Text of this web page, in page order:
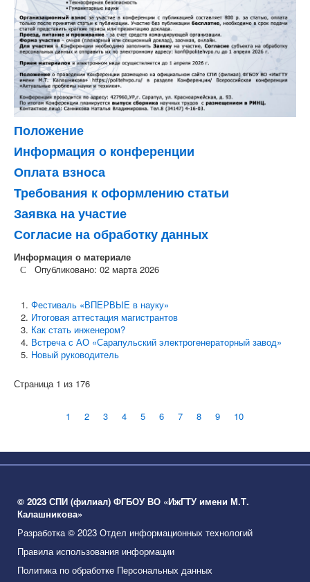
Положение
Информация о конференции
Оплата взноса
Требования к оформлению статьи
Заявка на участие
Согласие на обработку данных
Информация о материале
Опубликовано: 02 марта 2026
Фестиваль «ВПЕРВЫЕ в науку»
Итоговая аттестация магистрантов
Как стать инженером?
Встреча с АО «Сарапульский электрогенераторный завод»
Новый руководитель
Страница 1 из 176
1 2 3 4 5 6 7 8 9 10
© 2023 СПИ (филиал) ФГБОУ ВО «ИжГТУ имени М.Т.
Калашникова»
Разработка © 2023 Отдел информационных технологий
Правила использования информации
Политика по обработке Персональных данных